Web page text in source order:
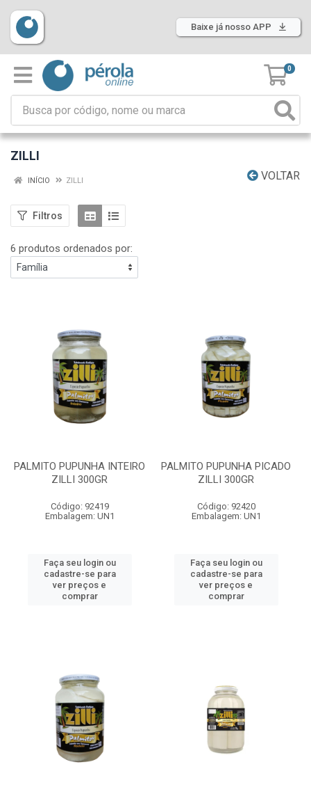
Baixe já nosso APP
0
ZILLI
VOLTAR
INÍCIO ZILLI
Filtros
6 produtos ordenados por:
PALMITO PUPUNHA INTEIRO
ZILLI 300GR
Código: 92419
Embalagem: UN1
Faça seu login ou
cadastre-se para
ver preços e
comprar
PALMITO PUPUNHA PICADO
ZILLI 300GR
Código: 92420
Embalagem: UN1
Faça seu login ou
cadastre-se para
ver preços e
comprar